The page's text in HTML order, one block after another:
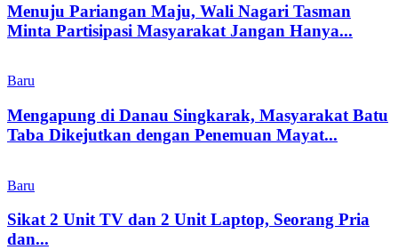
Menuju Pariangan Maju, Wali Nagari Tasman
Minta Partisipasi Masyarakat Jangan Hanya...
Baru
Mengapung di Danau Singkarak, Masyarakat Batu
Taba Dikejutkan dengan Penemuan Mayat...
Baru
Sikat 2 Unit TV dan 2 Unit Laptop, Seorang Pria
dan...